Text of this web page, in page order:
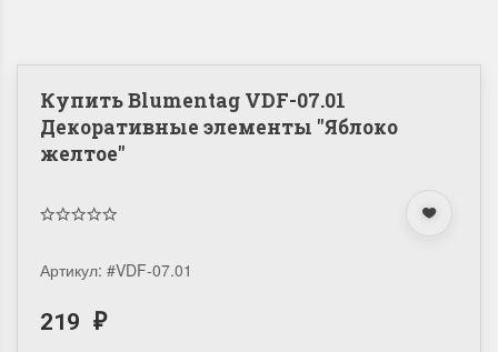
Купить Blumentag VDF-07.01
Декоративные элементы "Яблоко
желтое"
Артикул: #VDF-07.01
219 ₽